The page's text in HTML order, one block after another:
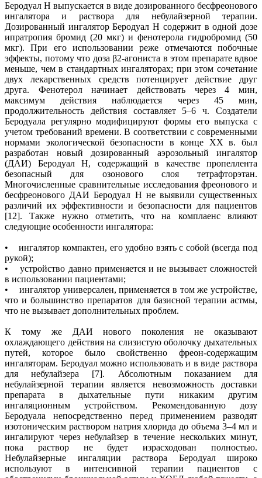
Беродуал Н выпускается в виде дозированного бесфреонового
ингалятора и раствора для небулайзерной терапии.
Дозированный ингалятор Беродуал Н содержит в одной дозе
ипратропия бромид (20 мкг) и фенотерола гидробромид (50
мкг). При его использовании реже отмечаются побочные
эффекты, потому что доза β2-агониста в этом препарате вдвое
меньше, чем в стандартных ингаляторах; при этом сочетание
двух лекарственных средств потенцирует действие друг
друга. Фенотерол начинает действовать через 4 мин,
максимум действия наблюдается через 45 мин,
продолжительность действия составляет 5–6 ч. Создатели
Беродуала регулярно модифицируют формы его выпуска с
учетом требований времени. В соответствии с современными
нормами экологической безопасности в конце XX в. был
разработан новый дозированный аэрозольный ингалятор
(ДАИ) Беродуал Н, содержащий в качестве пропеллента
безопасный для озонового слоя тетрафторэтан.
Многочисленные сравнительные исследования фреонового и
бесфреонового ДАИ Беродуал Н не выявили существенных
различий их эффективности и безопасности для пациентов
[12]. Также нужно отметить, что на комплаенс влияют
следующие особенности ингалятора:
• ингалятор компактен, его удобно взять с собой (всегда под
рукой);
• устройство давно применяется и не вызывает сложностей
в использовании пациентами;
• ингалятор универсален, применяется в том же устройстве,
что и большинство препаратов для базисной терапии астмы,
что не вызывает дополнительных проблем.
К тому же ДАИ нового поколения не оказывают
охлаждающего действия на слизистую оболочку дыхательных
путей, которое было свойственно фреон-содержащим
ингаляторам. Беродуал можно использовать и в виде раствора
для небулайзера [7]. Абсолютным показанием для
небулайзерной терапии является невозможность доставки
препарата в дыхательные пути никаким другим
ингаляционным устройством. Рекомендованную дозу
Беродуала непосредственно перед применением разводят
изотоническим раствором натрия хлорида до объема 3–4 мл и
ингалируют через небулайзер в течение нескольких минут,
пока раствор не будет израсходован полностью.
Небулайзерные ингаляции раствора Беродуал широко
используют в интенсивной терапии пациентов с